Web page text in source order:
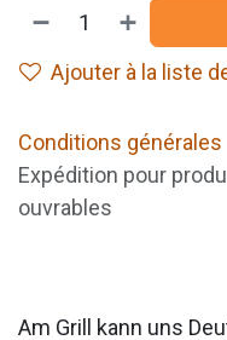
Ajouter à la liste
Conditions générales
Expédition pour
ouvrables
Am Grill kann uns